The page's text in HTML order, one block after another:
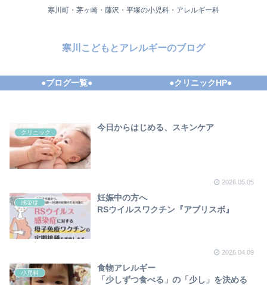
寒川町・茅ヶ崎・藤沢・平塚の小児科・アレルギー科
寒川こどもとアレルギーのブログ
●ブログ一覧● ●クリニックHP●
クリニック
今日からはじめる、スキンケア
2026.05.05
感染症
妊娠中の方へ
RSウイルスワクチン『アブリスボ』
2026.04.09
小児科
食物アレルギー
「少しずつ食べる」の「少し」を決める